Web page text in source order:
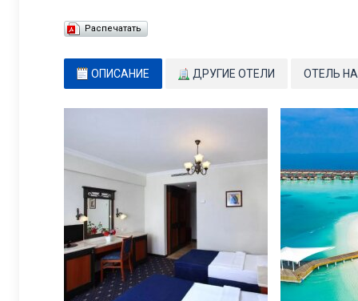
Распечатать
ОПИСАНИЕ ДРУГИЕ ОТЕЛИ ОТЕЛЬ